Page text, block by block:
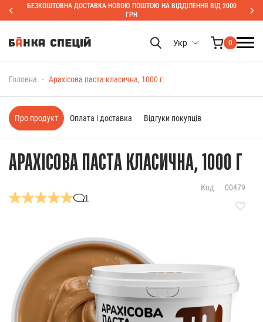
БЕЗКОШТОВНА ДОСТАВКА НОВОЮ ПОШТОЮ НА ВІДДІЛЕННЯ ВІД 2000
ГРН
Укр 0
Головна Арахісова паста класична, 1000 г
АРАХІСОВА ПАСТА КЛАСИЧНА, 1000 Г
1
Код 00479
Про продукт Оплата і доставка Відгуки покупців